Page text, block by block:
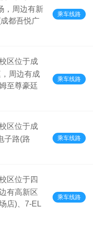
，周边有新
都吾悦广
乘车线路
区位于成
周边有成
至尊豪廷
乘车线路
区位于成
子路(路
乘车线路
区位于四
有高新区
店)、7-EL
乘车线路